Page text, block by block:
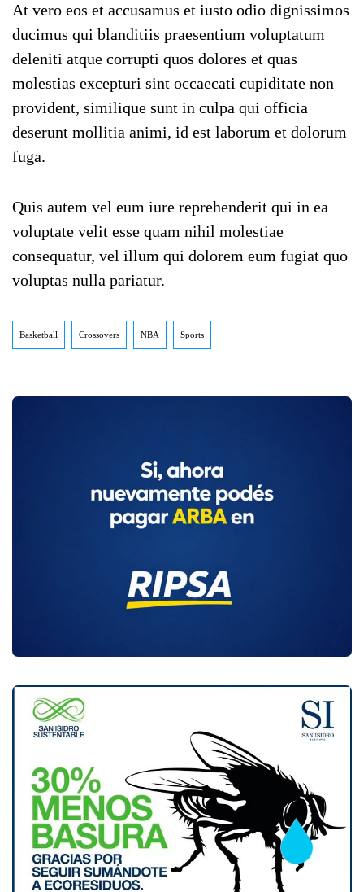
At vero eos et accusamus et iusto odio dignissimos
ducimus qui blanditiis praesentium voluptatum
deleniti atque corrupti quos dolores et quas
molestias excepturi sint occaecati cupiditate non
provident, similique sunt in culpa qui officia
deserunt mollitia animi, id est laborum et dolorum
fuga.
Quis autem vel eum iure reprehenderit qui in ea
voluptate velit esse quam nihil molestiae
consequatur, vel illum qui dolorem eum fugiat quo
voluptas nulla pariatur.
Basketball Crossovers NBA Sports